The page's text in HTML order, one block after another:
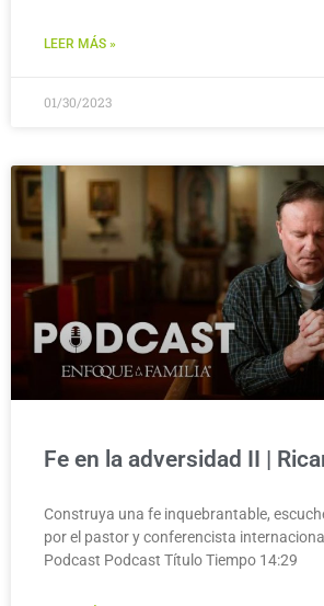
LEER MÁS »
01/30/2023
Fe en la adversidad II |
Construya una fe inquebrantable,
por el pastor y conferencista
Podcast Podcast Título Tiempo 14:29